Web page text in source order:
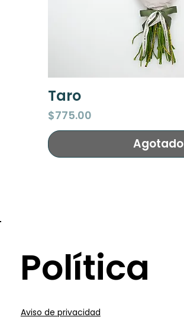
Taro
Precio
$775.00
Agotado
Aviso de privacidad
Política